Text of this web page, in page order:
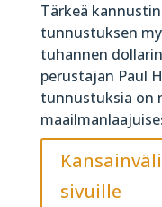
Tärkeä
tunnustuksen
tuhannen
perustajan Paul
tunnustuksia on
sivuille